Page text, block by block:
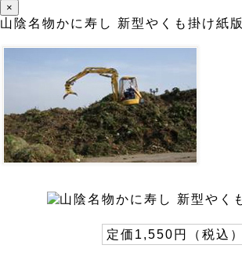
×
山陰名物かに寿し 新型やくも掛け紙版
定価1,550円（税込）